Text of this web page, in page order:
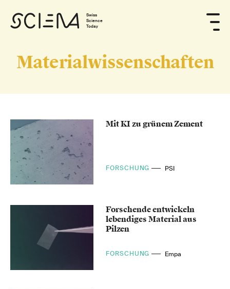
Swiss
Science
Today
Materialwissenschaften
Mit KI zu grünem Zement
FORSCHUNG PSI
Forschende entwickeln
lebendiges Material aus
Pilzen
FORSCHUNG Empa